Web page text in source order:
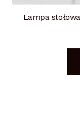
Lampa